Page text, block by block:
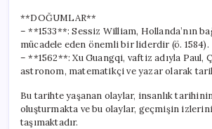
**DOĞUMLAR**
– **1533**: Sessiz William, Hollanda’nın
mücadele eden önemli bir liderdir (ö. 1584).
– **1562**: Xu Guangqi, vaftiz adıyla Paul,
astronom, matematikçi ve yazar olarak
Bu tarihte yaşanan olaylar, insanlık
oluşturmakta ve bu olaylar, geçmişin
taşımaktadır.